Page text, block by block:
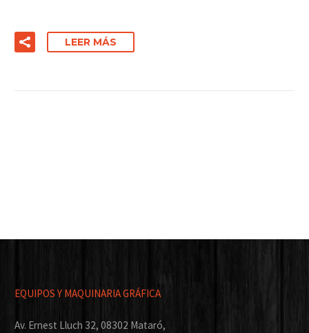
LEER MÁS
EQUIPOS Y MAQUINARIA GRÁFICA
Av. Ernest Lluch 32, 08302 Mataró,